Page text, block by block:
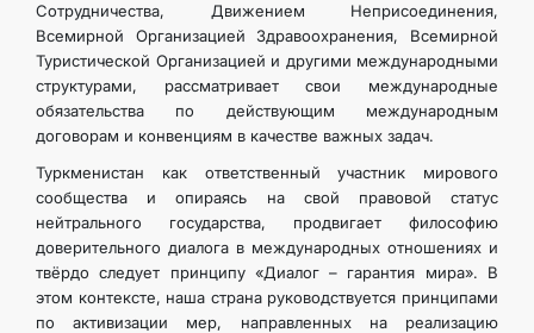
Сотрудничества, Движением Неприсоединения,
Всемирной Организацией Здравоохранения, Всемирной
Туристической Организацией и другими международными
структурами, рассматривает свои международные
обязательства по действующим международным
договорам и конвенциям в качестве важных задач.
Туркменистан как ответственный участник мирового
сообщества и опираясь на свой правовой статус
нейтрального государства, продвигает философию
доверительного диалога в международных отношениях и
твёрдо следует принципу «Диалог – гарантия мира». В
этом контексте, наша страна руководствуется принципами
по активизации мер, направленных на реализацию